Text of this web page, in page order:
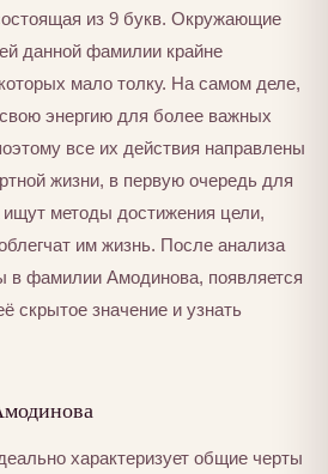
из 9 букв. Окружающие
данной фамилии крайне
мало толку. На самом деле,
энергию для более важных
все их действия направлены
жизни, в первую очередь для
методы достижения цели,
им жизнь. После анализа
в фамилии Амодинова, появляется
скрытое значение и узнать
характеризует общие черты